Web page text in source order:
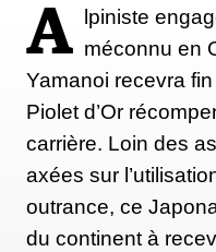
A
lpiniste
méconnu en
Yamanoi recevra
Piolet d’Or
carrière. Loin des
axées sur
outrance, ce
du continent à